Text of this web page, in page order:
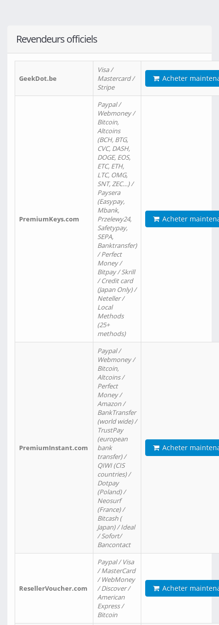
Revendeurs officiels
GeekDot.be
Visa /
Mastercard /
Stripe
Acheter
PremiumKeys.com
Paypal /
Webmoney /
Bitcoin,
Altcoins
(BCH, BTG,
CVC, DASH,
DOGE, EOS,
ETC, ETH,
LTC, OMG,
SNT, ZEC…) /
Paysera
(Easypay,
Mbank,
Przelewy24,
Safetypay,
SEPA,
Banktransfer)
/ Perfect
Money /
Bitpay / Skrill
/ Credit card
(Japan Only) /
Neteller /
Local
Methods
(25+
methods)
Acheter
PremiumInstant.com
Paypal /
Webmoney /
Bitcoin,
Altcoins /
Perfect
Money /
Amazon /
BankTransfer
(world wide) /
TrustPay
(european
bank
transfer) /
QIWI (CIS
countries) /
Dotpay
(Poland) /
Neosurf
(France) /
Bitcash (
Japan) / Ideal
/ Sofort/
Bancontact
Acheter
ResellerVoucher.com
Paypal / Visa
/ MasterCard
/ WebMoney
/ Discover /
American
Express /
Bitcoin
Acheter